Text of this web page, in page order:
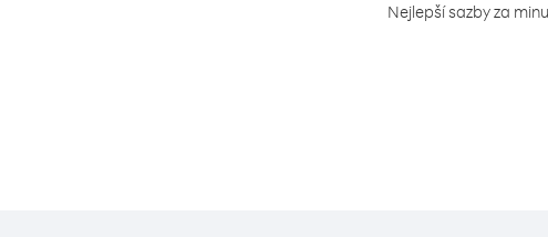
Nejlepší sazby za